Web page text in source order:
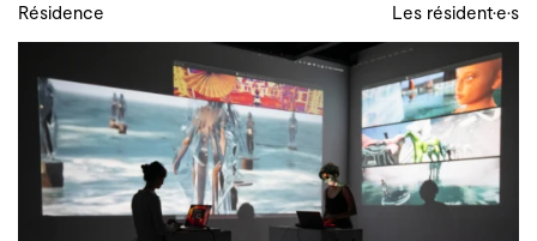
Résidence Les résident·e·s